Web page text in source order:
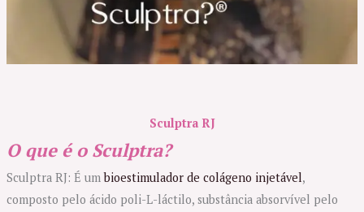
Sculptra RJ
O que é o Sculptra?
Sculptra RJ: É umbioestimulador de colágeno injetável,
composto pelo ácido poli-L-láctilo, substância absorvível pelo